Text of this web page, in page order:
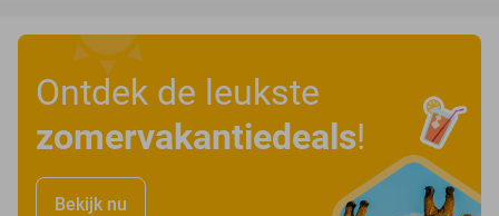
Ontdek de leukste
zomervakantiedeals!
Bekijk nu